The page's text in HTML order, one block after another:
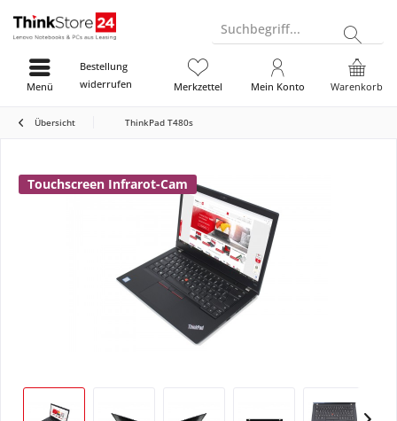
Suchbegriff...
Bestellung
widerrufen
Warenkorb
Merkzettel Mein Konto
Menü
Übersicht ThinkPad T480s
Touchscreen Infrarot-Cam